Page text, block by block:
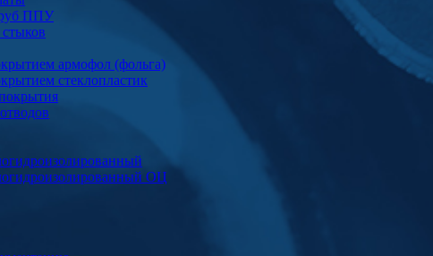
ППУ
армофол (фольга)
стеклопластик
ОЦ